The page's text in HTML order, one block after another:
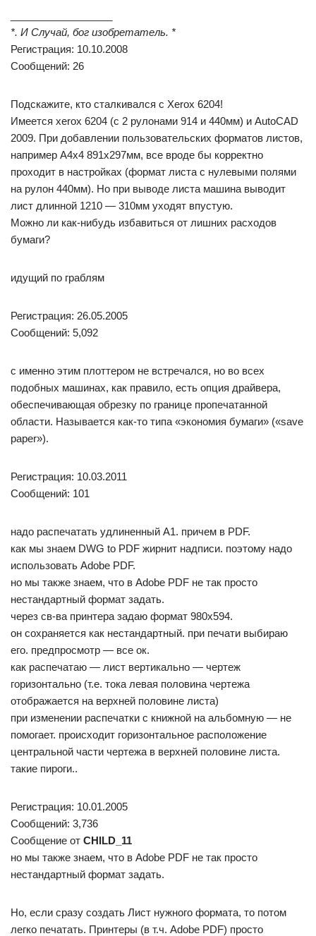
*. И Случай, бог изобретатель. *
Регистрация: 10.10.2008
Сообщений: 26
Подскажите, кто сталкивался с Xerox 6204!
Имеется xerox 6204 (с 2 рулонами 914 и 440мм) и AutoCAD
2009. При добавлении пользовательских форматов листов,
например А4х4 891х297мм, все вроде бы корректно
проходит в настройках (формат листа с нулевыми полями
на рулон 440мм). Но при выводе листа машина выводит
лист длинной 1210 — 310мм уходят впустую.
Можно ли как-нибудь избавиться от лишних расходов
бумаги?
идущий по граблям
Регистрация: 26.05.2005
Сообщений: 5,092
с именно этим плоттером не встречался, но во всех
подобных машинах, как правило, есть опция драйвера,
обеспечивающая обрезку по границе пропечатанной
области. Называется как-то типа «экономия бумаги» («save
paper»).
Регистрация: 10.03.2011
Сообщений: 101
надо распечатать удлиненный А1. причем в PDF.
как мы знаем DWG to PDF жирнит надписи. поэтому надо
использовать Adobe PDF.
но мы также знаем, что в Adobe PDF не так просто
нестандартный формат задать.
через св-ва принтера задаю формат 980х594.
он сохраняется как нестандартный. при печати выбираю
его. предпросмотр — все ок.
как распечатаю — лист вертикально — чертеж
горизонтально (т.е. тока левая половина чертежа
отображается на верхней половине листа)
при изменении распечатки с книжной на альбомную — не
помогает. происходит горизонтальное расположение
центральной части чертежа в верхней половине листа.
такие пироги..
Регистрация: 10.01.2005
Сообщений: 3,736
Сообщение от CHILD_11
но мы также знаем, что в Adobe PDF не так просто
нестандартный формат задать.
Но, если сразу создать Лист нужного формата, то потом
легко печатать. Принтеры (в т.ч. Adobe PDF) просто